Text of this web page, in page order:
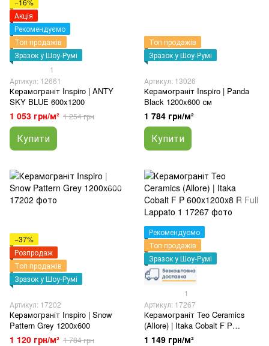
Акція
Рекомендуємо
Топ продажів
Зразок у Шоу-Румі
1
Артикул: 12661
Керамограніт Inspiro | ANTY
SKY BLUE 600x1200
1 053 грн/м² 1 254 грн
Купити
Топ продажів
Зразок у Шоу-Румі
Артикул: 13026
Керамограніт Inspiro | Panda
Black 1200x600 см
1 784 грн/м²
Купити
−37%
Розпродаж
Топ продажів
Зразок у Шоу-Румі
Артикул: 17202
Керамограніт Inspiro | Snow
Pattern Grey 1200x600
1 120 грн/м² 1 784 грн
Рекомендуємо
Топ продажів
Зразок у Шоу-Румі
1
Артикул: 17267
Керамограніт Teo Ceramics
(Allore) | Itaka Cobalt F P
600x1200x8 R Full Lappato 1
1 149 грн/м²